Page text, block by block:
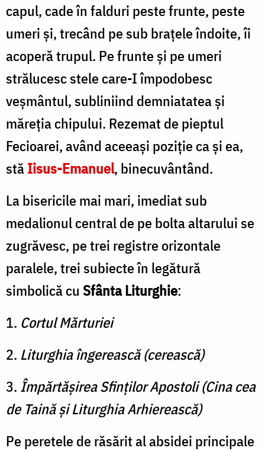
capul, cade în falduri peste frunte, peste
umeri şi, trecând pe sub braţele îndoite, îi
acoperă trupul. Pe frunte şi pe umeri
strălucesc stele care-I împodobesc
veşmântul, subliniind demniatatea şi
măreţia chipului. Rezemat de pieptul
Fecioarei, având aceeaşi poziţie ca şi ea,
stăIisus-Emanuel, binecuvântând.
La bisericile mai mari, imediat sub
medalionul central de pe bolta altarului se
zugrăvesc, pe trei registre orizontale
paralele, trei subiecte în legătură
simbolică cu Sfânta Liturghie:
1. Cortul Mărturiei
2. Liturghia îngerească (cerească)
3. Împărtăşirea Sfinţilor Apostoli (Cina cea
de Taină şi Liturghia Arhierească)
Pe peretele de răsărit al absidei principale